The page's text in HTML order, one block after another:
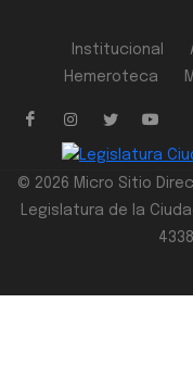
Institucional
Hemeroteca
© 2026 Micro Sitio
Legislatura de la